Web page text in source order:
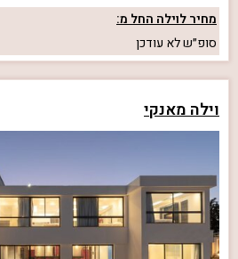
מחיר לוילה החל מ:
סופ״שלא עודכן
וילה מאנקי